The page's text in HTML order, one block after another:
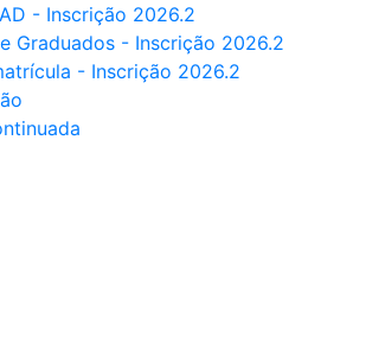
- Inscrição 2026.2
Graduados - Inscrição 2026.2
- Inscrição 2026.2